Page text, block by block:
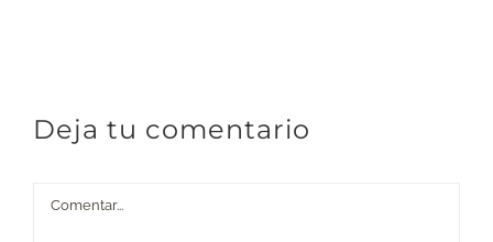
Deja tu comentario
Comentar